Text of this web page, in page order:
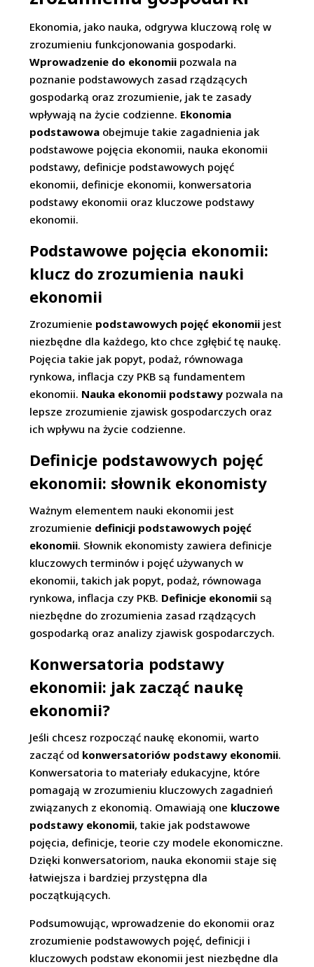
Ekonomia, jako nauka, odgrywa kluczową rolę w
zrozumieniu funkcjonowania gospodarki.
Wprowadzenie do ekonomii pozwala na
poznanie podstawowych zasad rządzących
gospodarką oraz zrozumienie, jak te zasady
wpływają na życie codzienne. Ekonomia
podstawowa obejmuje takie zagadnienia jak
podstawowe pojęcia ekonomii, nauka ekonomii
podstawy, definicje podstawowych pojęć
ekonomii, definicje ekonomii, konwersatoria
podstawy ekonomii oraz kluczowe podstawy
ekonomii.
Podstawowe pojęcia ekonomii:
klucz do zrozumienia nauki
ekonomii
Zrozumienie podstawowych pojęć ekonomii jest
niezbędne dla każdego, kto chce zgłębić tę naukę.
Pojęcia takie jak popyt, podaż, równowaga
rynkowa, inflacja czy PKB są fundamentem
ekonomii. Nauka ekonomii podstawy pozwala na
lepsze zrozumienie zjawisk gospodarczych oraz
ich wpływu na życie codzienne.
Definicje podstawowych pojęć
ekonomii: słownik ekonomisty
Ważnym elementem nauki ekonomii jest
zrozumienie definicji podstawowych pojęć
ekonomii. Słownik ekonomisty zawiera definicje
kluczowych terminów i pojęć używanych w
ekonomii, takich jak popyt, podaż, równowaga
rynkowa, inflacja czy PKB. Definicje ekonomii są
niezbędne do zrozumienia zasad rządzących
gospodarką oraz analizy zjawisk gospodarczych.
Konwersatoria podstawy
ekonomii: jak zacząć naukę
ekonomii?
Jeśli chcesz rozpocząć naukę ekonomii, warto
zacząć od konwersatoriów podstawy ekonomii.
Konwersatoria to materiały edukacyjne, które
pomagają w zrozumieniu kluczowych zagadnień
związanych z ekonomią. Omawiają one kluczowe
podstawy ekonomii, takie jak podstawowe
pojęcia, definicje, teorie czy modele ekonomiczne.
Dzięki konwersatoriom, nauka ekonomii staje się
łatwiejsza i bardziej przystępna dla
początkujących.
Podsumowując, wprowadzenie do ekonomii oraz
zrozumienie podstawowych pojęć, definicji i
kluczowych podstaw ekonomii jest niezbędne dla